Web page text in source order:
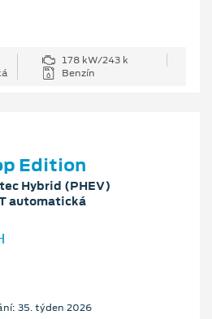
178 kW/243 k
Benzín
Edition
Hybrid (PHEV)
automatická
35. týden 2026